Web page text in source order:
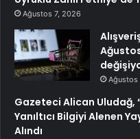
Ağustos 7, 2026
Ağustos
Gazeteci Alican Uludağ,
Yanıltıcı Bilgiyi Alenen
Alındı